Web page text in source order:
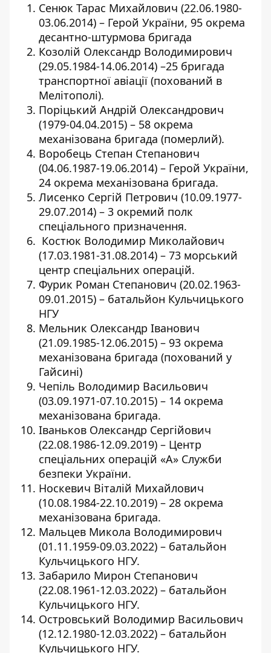
Сенюк Тарас Михайлович (22.06.1980-
03.06.2014) – Герой України, 95 окрема
десантно-штурмова бригада
Козолій Олександр Володимирович
(29.05.1984-14.06.2014) –25 бригада
транспортної авіації (похований в
Мелітополі).
Поріцький Андрій Олександрович
(1979-04.04.2015) – 58 окрема
механізована бригада (померлий).
Воробець Степан Степанович
(04.06.1987-19.06.2014) – Герой України,
24 окрема механізована бригада.
Лисенко Сергій Петрович (10.09.1977-
29.07.2014) – 3 окремий полк
спеціального призначення.
Костюк Володимир Миколайович
(17.03.1981-31.08.2014) – 73 морський
центр спеціальних операцій.
Фурик Роман Степанович (20.02.1963-
09.01.2015) – батальйон Кульчицького
НГУ
Мельник Олександр Іванович
(21.09.1985-12.06.2015) – 93 окрема
механізована бригада (похований у
Гайсині)
Чепіль Володимир Васильович
(03.09.1971-07.10.2015) – 14 окрема
механізована бригада.
Іваньков Олександр Сергійович
(22.08.1986-12.09.2019) – Центр
спеціальних операцій «А» Служби
безпеки України.
Носкевич Віталій Михайлович
(10.08.1984-22.10.2019) – 28 окрема
механізована бригада.
Мальцев Микола Володимирович
(01.11.1959-09.03.2022) – батальйон
Кульчицького НГУ.
Забарило Мирон Степанович
(22.08.1961-12.03.2022) – батальйон
Кульчицького НГУ.
Островський Володимир Васильович
(12.12.1980-12.03.2022) – батальйон
Кульчицького НГУ.